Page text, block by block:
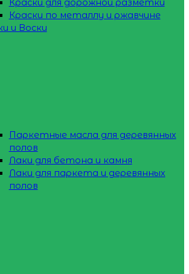
Краски для дорожной разметки
Краски по металлу и ржавчине
и Воски
Паркетные масла для деревянных
полов
Лаки для бетона и камня
Лаки для паркета и деревянных
полов